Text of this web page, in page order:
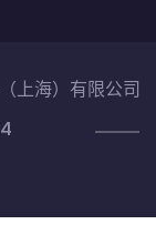
上海）有限公司